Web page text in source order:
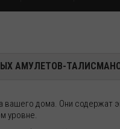
АМУЛЕТОВ-
вашего дома. Они содержат
уровне.